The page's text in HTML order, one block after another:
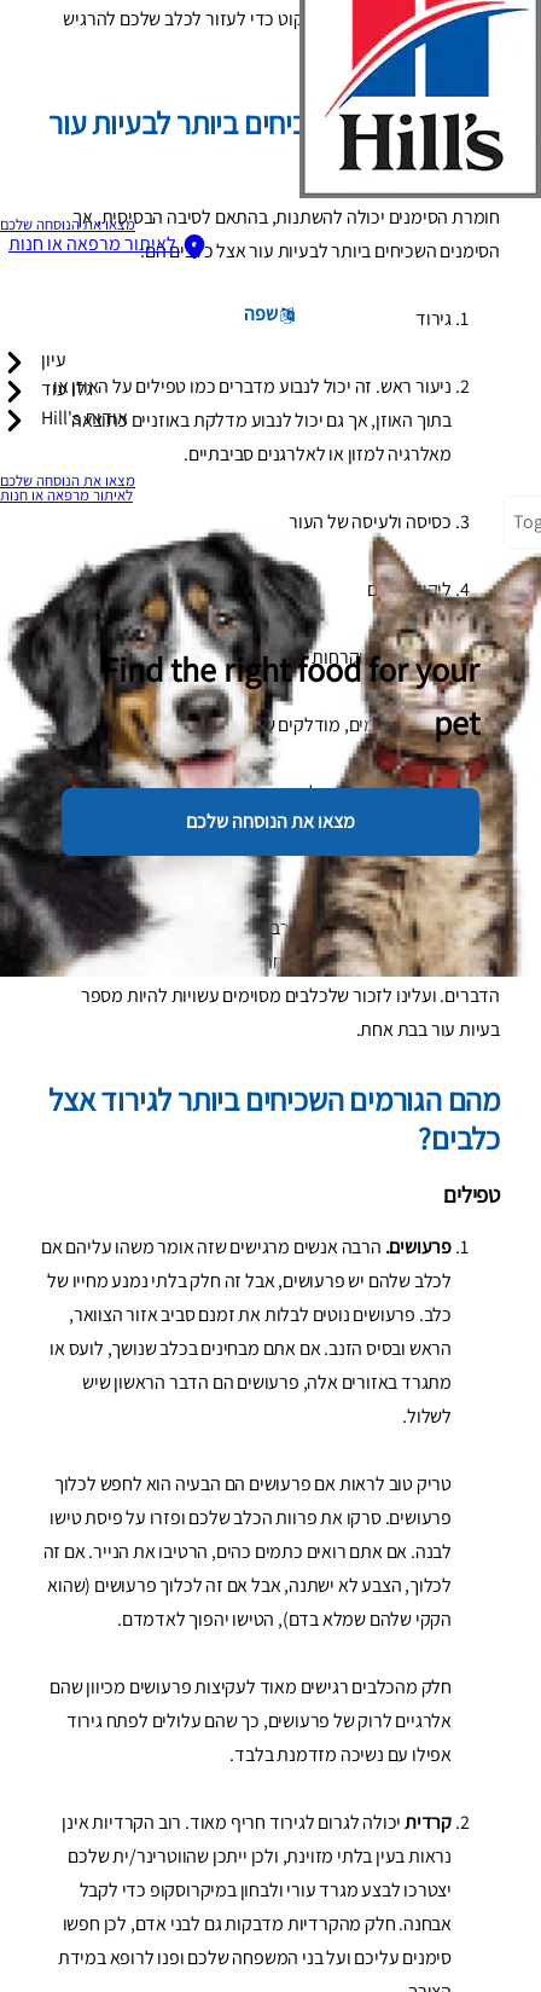
מצאו את הנוסחה שלכם
לאיתור מרפאה או חנות
שפה
עיון
גלו עוד
אודות Hill's
מצאו את הנוסחה שלכם
לאיתור מרפאה או חנות
Find the right food for your
pet
מצאו את הנוסחה שלכם
דומים, ואילו צעדים תוכלו לנקוט כדי לעזור לכלב שלכם להרגיש
מהם הסימנים השכיחים ביותר לבעיות עור
אצל כלבים?
חומרת הסימנים יכולה להשתנות, בהתאם לסיבה הבסיסית, אך
הסימנים השכיחים ביותר לבעיות עור אצל כלבים הם:
גירוד
ניעור ראש. זה יכול לנבוע מדברים כמו טפילים על האוזן או
בתוך האוזן, אך גם יכול לנבוע מדלקת באוזניים כתוצאה
מאלרגיה למזון או לאלרגנים סביבתיים.
כסיסה ולעיסה של העור
ליקוק מוגזם
נשירת שיער וקרחות
אזורים אדומים, מודלקים של העור
גלדים וקראסטים של עור יבש
פצעים עם הפרשה
בגלל חבלה עצמית, בעיות עור רבות אצל כלבים יכולות להופיע עם
סימנים כמעט זהים, וזה יכול לקחת קצת זמן להגיע לעומק
הדברים. ועלינו לזכור שלכלבים מסוימים עשויות להיות מספר
בעיות עור בבת אחת.
מהם הגורמים השכיחים ביותר לגירוד אצל
כלבים?
טפילים
פרעושים. הרבה אנשים מרגישים שזה אומר משהו עליהם אם
לכלב שלהם יש פרעושים, אבל זה חלק בלתי נמנע מחייו של
כלב. פרעושים נוטים לבלות את זמנם סביב אזור הצוואר,
הראש ובסיס הזנב. אם אתם מבחינים בכלב שנושך, לועס או
מתגרד באזורים אלה, פרעושים הם הדבר הראשון שיש
לשלול.
טריק טוב לראות אם פרעושים הם הבעיה הוא לחפש לכלוך
פרעושים. סרקו את פרוות הכלב שלכם ופזרו על פיסת טישו
לבנה. אם אתם רואים כתמים כהים, הרטיבו את הנייר. אם זה
לכלוך, הצבע לא ישתנה, אבל אם זה לכלוך פרעושים (שהוא
הקקי שלהם שמלא בדם), הטישו יהפוך לאדמדם.
חלק מהכלבים רגישים מאוד לעקיצות פרעושים מכיוון שהם
אלרגיים לרוק של פרעושים, כך שהם עלולים לפתח גירוד
אפילו עם נשיכה מזדמנת בלבד.
קרדיתיכולה לגרום לגירוד חריף מאוד. רוב הקרדיות אינן
נראות בעין בלתי מזוינת, ולכן ייתכן שהווטרינר/ית שלכם
יצטרכו לבצע מגרד עורי ולבחון במיקרוסקופ כדי לקבל
אבחנה. חלק מהקרדיות מדבקות גם לבני אדם, לכן חפשו
סימנים עליכם ועל בני המשפחה שלכם ופנו לרופא במידת